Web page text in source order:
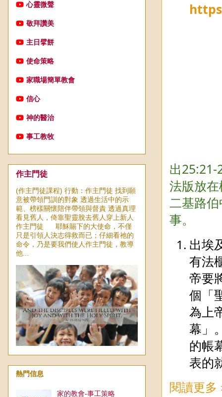
出25:21-
法版放
二基路
事。
出埃
有法
帝要
個「
為上
幕」
的帳
表的
閱讀更多
心靈微聲
敬拜讚美
主日擘餅
使命策略
家職場簡單教會
信心
神的醫治
事工教牧
作主門徒
(作主門徒課程) 行動：作主門徒 找到願
意被帶領門訓的對象 透過生活中的示
範、榜樣關懷陪伴帶領與督責 透過真理
看見舊人，倚靠聖靈脫去舊人穿上新人
作主門徒 耶穌賜下的大使命，不僅
只是引領人決志得救而已；仔細看祂的
命令，乃是要我們使人作主門徒，教導
他...
熱門信息
家的教會-事工策略